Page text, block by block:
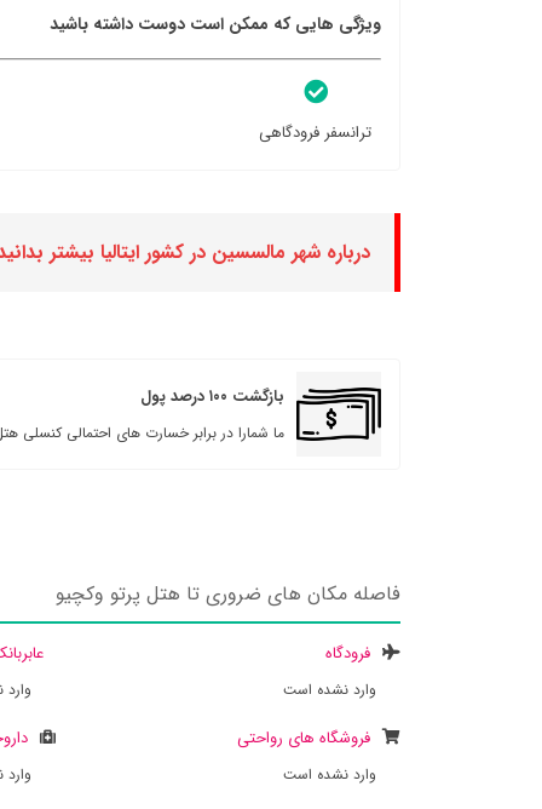
ویژگی هایی که ممکن است دوست داشته باشید
ترانسفر فرودگاهی
درباره شهر مالسسین در کشور ایتالیا بیشتر
بازگشت ۱۰۰ درصد پول
ما شمارا در برابر خسارت های احتمالی کنسلی
فاصله مکان های ضروری تا هتل پرتو وکچیو
فرودگاه
وارد نشده است
فروشگاه های رواحتی
وارد نشده است